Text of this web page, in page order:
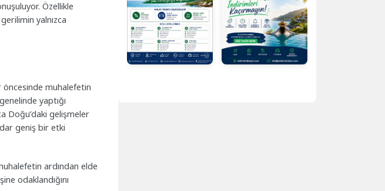
Özellikle
yalnızca
öncesinde muhalefetin
yaptığı
Doğu’daki gelişmeler
geniş bir etki
ardından elde
odaklandığını